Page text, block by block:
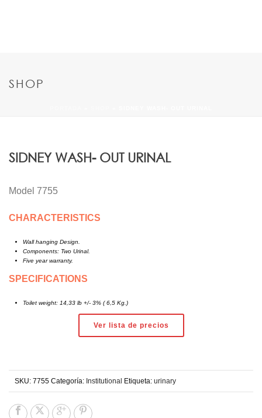
SHOP
SIDNEY WASH- OUT URINAL
Model 7755
CHARACTERISTICS
Wall hanging Design.
Components: Two Urinal.
Five year warranty.
SPECIFICATIONS
Toilet weight: 14,33 lb +/- 3% ( 6,5 Kg.)
Ver lista de precios
SKU: 7755 Categoría: Institutional Etiqueta: urinary